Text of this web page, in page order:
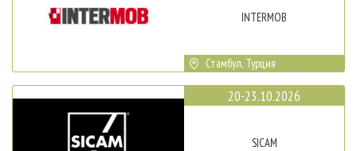
INTERMOB
Стамбул, Турция
20-23.10.2026
SICAM